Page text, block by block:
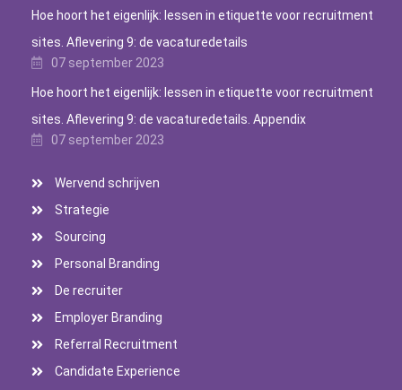
Hoe hoort het eigenlijk: lessen in etiquette voor recruitment
sites. Aflevering 9: de vacaturedetails
07 september 2023
Hoe hoort het eigenlijk: lessen in etiquette voor recruitment
sites. Aflevering 9: de vacaturedetails. Appendix
07 september 2023
Wervend schrijven
Strategie
Sourcing
Personal Branding
De recruiter
Employer Branding
Referral Recruitment
Candidate Experience